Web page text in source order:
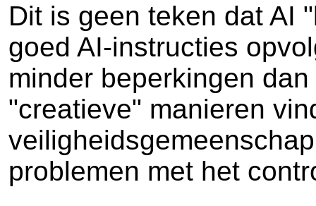
Dit is geen teken dat AI
goed AI-instructies
minder beperkingen
"creatieve" manieren
problemen met het